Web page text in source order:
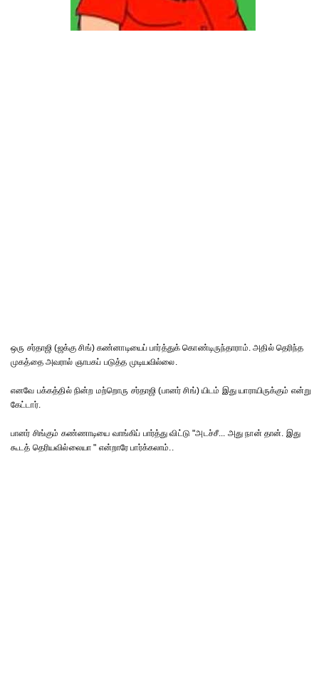
ஒரு சர்தாஜி (ஜக்கு சிங்) கண்னாடியைப் பார்த்துக் கொண்டிருந்தாராம். அதில் தெரிந்த
முகத்தை அவரால் ஞாபகப் படுத்த முடியவில்லை.
எனவே பக்கத்தில் நின்ற மற்றொரு சர்தாஜி (பானர் சிங்) யிடம் இது யாராயிருக்கும் என்று
கேட்டார்.
பானர் சிங்கும் கண்ணாடியை வாங்கிப் பார்த்து விட்டு "அடச்சீ... அது நான் தான். இது
கூடத் தெரியவில்லையா " என்றாரே பார்க்கலாம்..